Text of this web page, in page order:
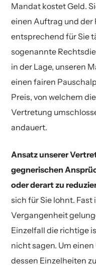
Mandat kostet Geld.
einen Auftrag und der
entsprechend für Sie
sogenannte
in der Lage, unseren
einen fairen
Preis, von welchem
Vertretung
andauert.
Ansatz unserer
gegnerischen
oder derart zu
sich für Sie lohnt.
Vergangenheit
Einzelfall die richtige
nicht sagen. Um
dessen Einzelheiten